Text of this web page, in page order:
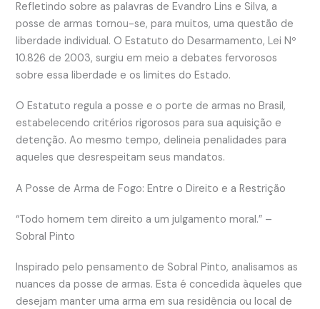
Refletindo sobre as palavras de Evandro Lins e Silva, a
posse de armas tornou-se, para muitos, uma questão de
liberdade individual. O Estatuto do Desarmamento, Lei Nº
10.826 de 2003, surgiu em meio a debates fervorosos
sobre essa liberdade e os limites do Estado.
O Estatuto regula a posse e o porte de armas no Brasil,
estabelecendo critérios rigorosos para sua aquisição e
detenção. Ao mesmo tempo, delineia penalidades para
aqueles que desrespeitam seus mandatos.
A Posse de Arma de Fogo: Entre o Direito e a Restrição
“Todo homem tem direito a um julgamento moral.” –
Sobral Pinto
Inspirado pelo pensamento de Sobral Pinto, analisamos as
nuances da posse de armas. Esta é concedida àqueles que
desejam manter uma arma em sua residência ou local de